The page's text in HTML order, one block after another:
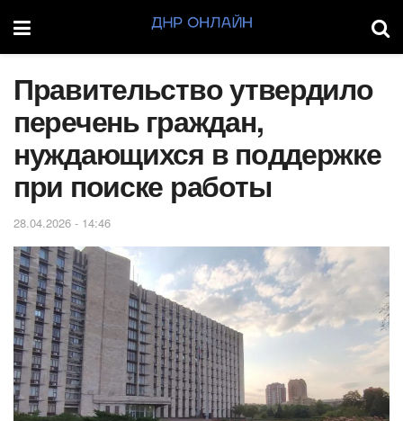
Правительство утвердило
перечень граждан,
нуждающихся в поддержке
при поиске работы
28.04.2026 - 14:46